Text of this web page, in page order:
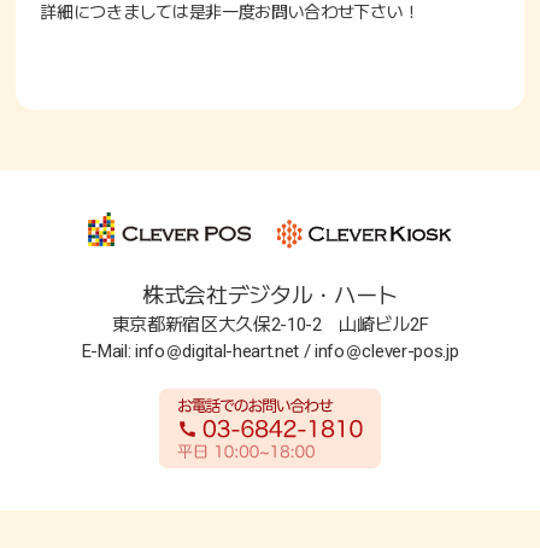
詳細につきましては是非一度お問い合わせ下さい！
UX向上のアップデートを適用致しました。
今後もより一層POS、KIOSK共に使いやすくできるようにして
[2025年12月2日]
完全セルフ注文・会計ソリューション
当社のPOSとKIOSKを活用し、注文（QRオーダーなどのセル
フオーダー）から会計までを完全セルフ型でご提供できるよ
株式会社デジタル・ハート
東京都新宿区大久保2-10-2 山崎ビル2F
E-Mail: info＠digital-heart.net / info＠clever-pos.jp